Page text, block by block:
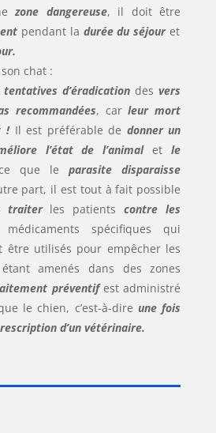
zone dangereuse, il doit être
pendant la durée du séjouret
chat :
tentatives d’éradication desvers
recommandées, carleur mort
! Il est préférable de donner un
l’état de l’animaletle
que leparasite disparaisse
part, il est tout à fait possible
traiter les patientscontre les
spécifiques qui
être utilisés pour empêcher les
amenés dans des zones
préventifest administré
le chien, c’est-à-dire une fois
d’un vétérinaire.